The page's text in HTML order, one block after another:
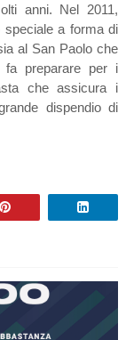
anni. Nel 2011,
speciale a forma di
al San Paolo che
fa preparare per i
che assicura i
dispendio di